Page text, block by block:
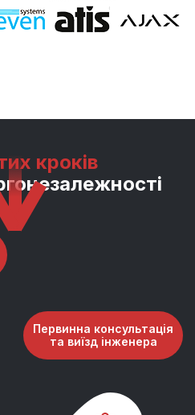
кроків
Первинна консультація
та виїзд інженера